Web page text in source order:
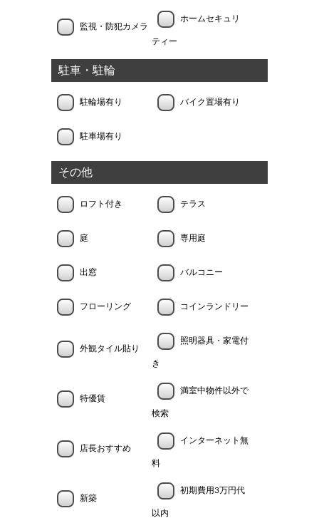
監視・防犯カメラ
ホームセキュリ
ティー
駐車・駐輪
駐輪場有り バイク置場有り
駐車場有り
その他
ロフト付き テラス
庭 専用庭
出窓 バルコニー
フローリング コインランドリー
外観タイル貼り
照明器具・家電付
き
特優賃
満室中物件以外で
検索
店長おすすめ
インターネット無
料
新築
初期費用3万円代
以内